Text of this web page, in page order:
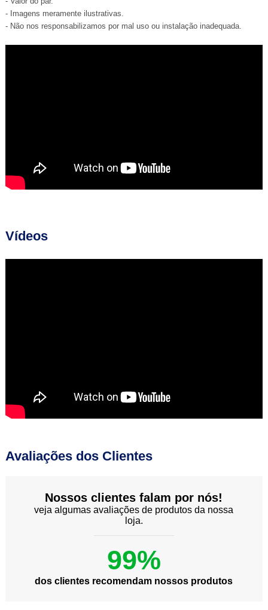
- Imagens meramente ilustrativas.
- Não nos responsabilizamos por mal uso ou instalação inadequada.
Vídeos
Avaliações dos Clientes
Nossos clientes falam por nós!
veja algumas avaliações de produtos da nossa
loja.
99%
dos clientes recomendam nossos produtos